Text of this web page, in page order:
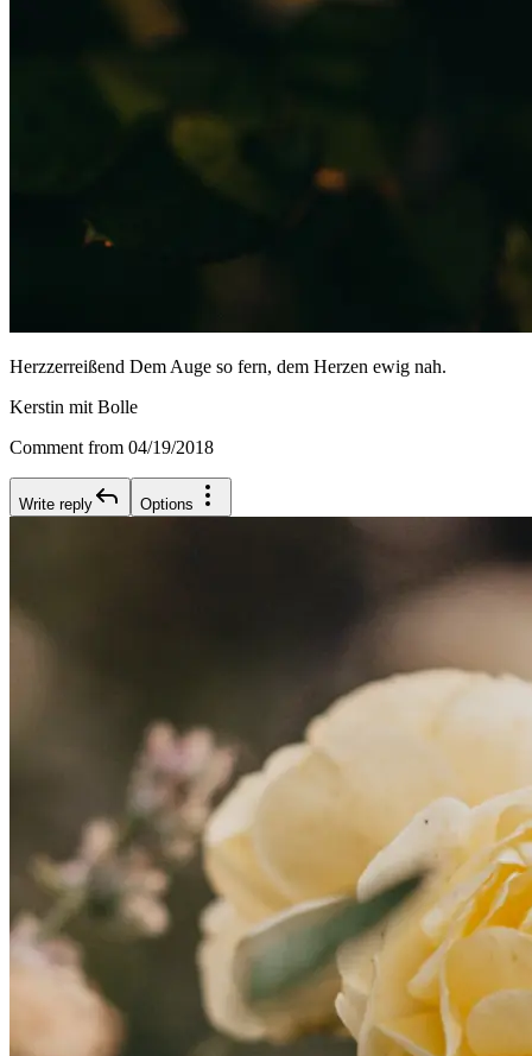
Herzzerreißend Dem Auge so fern, dem Herzen ewig nah.
Kerstin mit Bolle
Comment from 04/19/2018
Write reply Options